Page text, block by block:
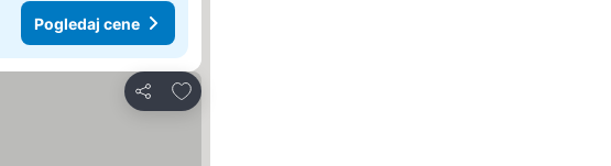
Pogledaj cene
Deli
Dodati u favorite